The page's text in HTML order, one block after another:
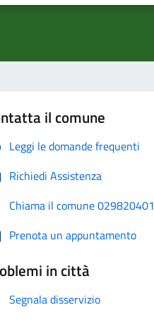
il comune
Leggi le domande frequenti
Richiedi Assistenza
Chiama il comune 029820401
Prenota un appuntamento
in città
Segnala disservizio